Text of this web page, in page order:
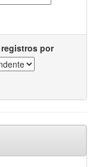
por